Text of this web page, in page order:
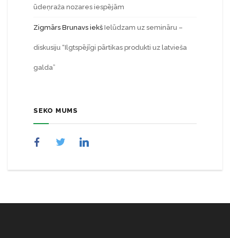
ūdeņraža nozares iespējām
Zigmārs Brunavs iekš Ielūdzam uz semināru –
diskusiju “Ilgtspējīgi pārtikas produkti uz latvieša
galda”
SEKO MUMS